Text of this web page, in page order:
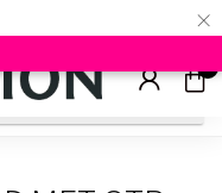
×
0